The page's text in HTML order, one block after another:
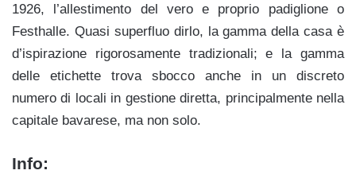
1926, l’allestimento del vero e proprio padiglione o
Festhalle. Quasi superfluo dirlo, la gamma della casa è
d’ispirazione rigorosamente tradizionali; e la gamma
delle etichette trova sbocco anche in un discreto
numero di locali in gestione diretta, principalmente nella
capitale bavarese, ma non solo.
Info: